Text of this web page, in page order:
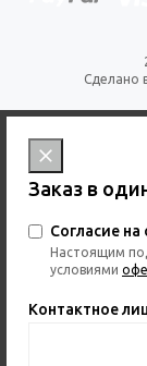
Сделано
Заказ в
Согласие
Настоящим
условиями
Контактное